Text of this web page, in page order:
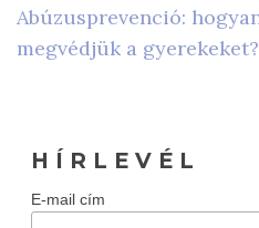
Abúzusprevenció:
megvédjük a gyerekeket?
H Í R L E V É L
E-mail cím